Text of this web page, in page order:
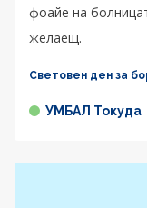
фоайе на
желаещ.
Световен ден за
УМБАЛ Токуда